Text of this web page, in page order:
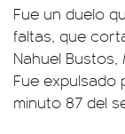
Fue un duelo
faltas, que
Nahuel
Fue expulsado
minuto 87 del